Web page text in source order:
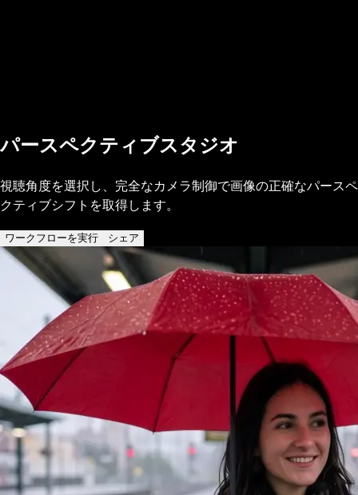
パースペクティブスタジオ
視聴角度を選択し、完全なカメラ制御で画像の正確なパースペ
クティブシフトを取得します。
ワークフローを実行 シェア